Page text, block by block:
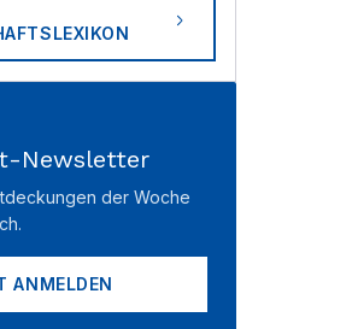
Newsletter
der Woche
ANMELDEN